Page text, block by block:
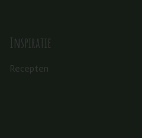
Inspiratie
Recepten